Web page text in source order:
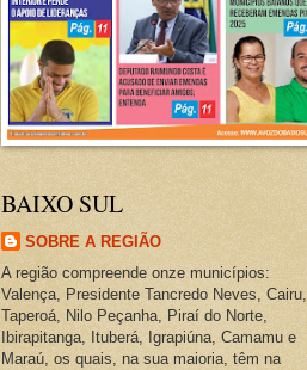
BAIXO SUL
SOBRE A REGIÃO
A região compreende onze municípios:
Valença, Presidente Tancredo Neves, Cairu,
Taperoá, Nilo Peçanha, Piraí do Norte,
Ibirapitanga, Ituberá, Igrapiúna, Camamu e
Maraú, os quais, na sua maioria, têm na